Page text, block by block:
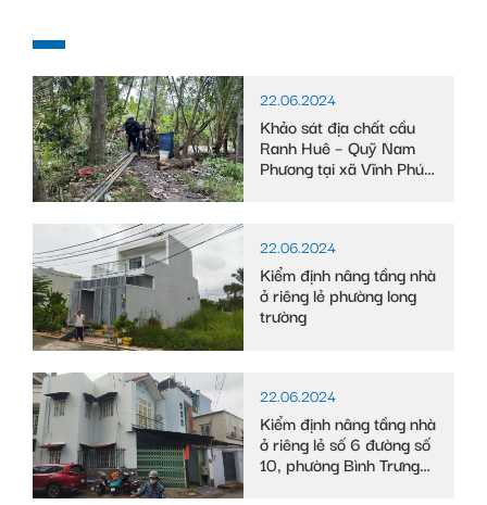
22.06.2024
Khảo sát địa chất cầu
Ranh Huê – Quỹ Nam
Phương tại xã Vĩnh Phú
22.06.2024
Kiểm định nâng tầng nhà
ở riêng lẻ phường long
trường
22.06.2024
Kiểm định nâng tầng nhà
ở riêng lẻ số 6 đường số
10, phường Bình Trưng